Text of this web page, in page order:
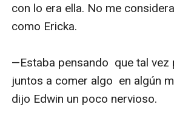
con lo era ella. No me
como Ericka.
—Estaba pensando  que tal
juntos a comer algo  en algún
dijo Edwin un poco nervioso.